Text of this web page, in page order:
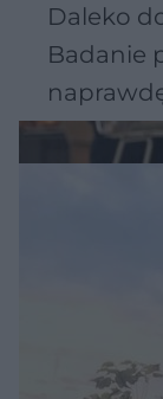
Daleko
Badanie